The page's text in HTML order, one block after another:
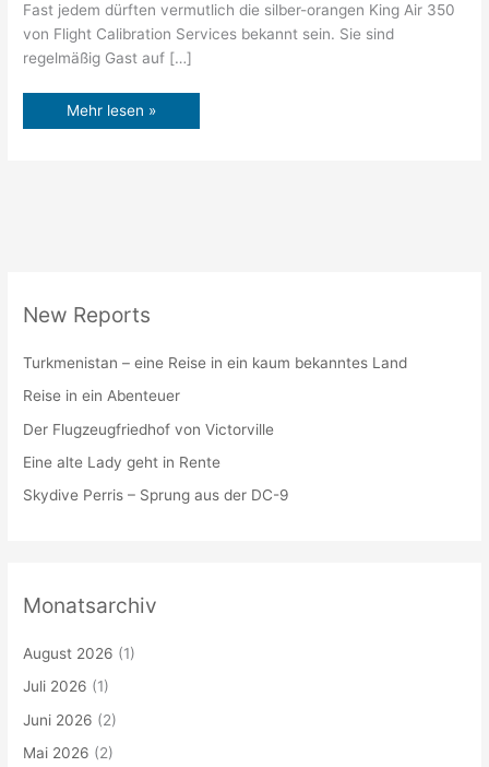
Fast jedem dürften vermutlich die silber-orangen King Air 350
von Flight Calibration Services bekannt sein. Sie sind
regelmäßig Gast auf […]
Mehr lesen »
New Reports
Turkmenistan – eine Reise in ein kaum bekanntes Land
Reise in ein Abenteuer
Der Flugzeugfriedhof von Victorville
Eine alte Lady geht in Rente
Skydive Perris – Sprung aus der DC-9
Monatsarchiv
August 2026 (1)
Juli 2026 (1)
Juni 2026 (2)
Mai 2026 (2)